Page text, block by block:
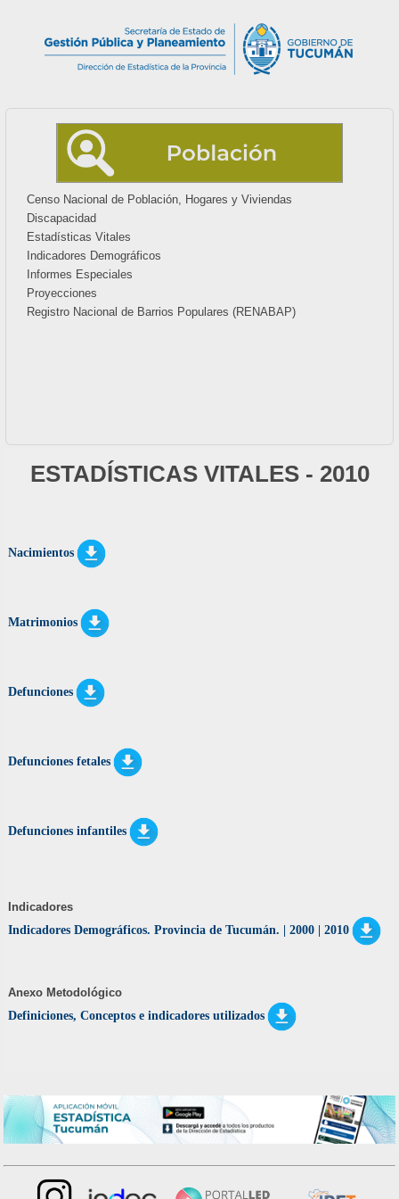
Censo Nacional de Población, Hogares y Viviendas
Discapacidad
Estadísticas Vitales
Indicadores Demográficos
Informes Especiales
Proyecciones
Registro Nacional de Barrios Populares (RENABAP)
ESTADÍSTICAS VITALES - 2010
Nacimientos
Matrimonios
Defunciones
Defunciones fetales
Defunciones infantiles
Indicadores
Indicadores Demográficos. Provincia de Tucumán. | 2000 | 2010
Anexo Metodológico
Definiciones, Conceptos e indicadores utilizados